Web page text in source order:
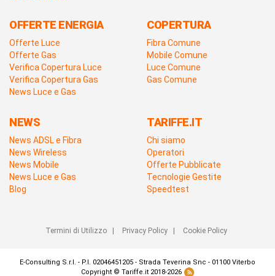
OFFERTE ENERGIA
Offerte Luce
Offerte Gas
Verifica Copertura Luce
Verifica Copertura Gas
News Luce e Gas
COPERTURA
Fibra Comune
Mobile Comune
Luce Comune
Gas Comune
NEWS
News ADSL e Fibra
News Wireless
News Mobile
News Luce e Gas
Blog
TARIFFE.IT
Chi siamo
Operatori
Offerte Pubblicate
Tecnologie Gestite
Speedtest
Termini di Utilizzo| Privacy Policy| Cookie Policy
E-Consulting S.r.l. - P.I. 02046451205 - Strada Teverina Snc - 01100 Viterbo
Copyright © Tariffe.it 2018-2026